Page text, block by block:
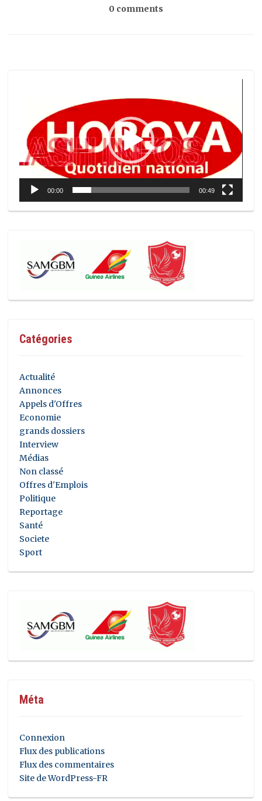
0 comments
00:00 00:49
Catégories
Actualité
Annonces
Appels d'Offres
Economie
grands dossiers
Interview
Médias
Non classé
Offres d'Emplois
Politique
Reportage
Santé
Societe
Sport
Méta
Connexion
Flux des publications
Flux des commentaires
Site de WordPress-FR